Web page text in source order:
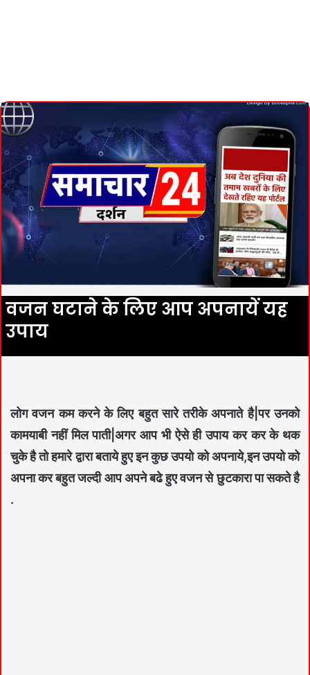
वजन घटाने के लिए आप अपनायें यह
उपाय
लोग वजन कम करने के लिए बहुत सारे तरीके अपनाते है|पर उनको
कामयाबी नहीं मिल पाती|अगर आप भी ऐसे ही उपाय कर कर के थक
चुके है तो हमारे द्वारा बताये हुए इन कुछ उपयो को अपनाये,इन उपयो को
अपना कर बहुत जल्दी आप अपने बढे हुए वजन से छुटकारा पा सकते है
.